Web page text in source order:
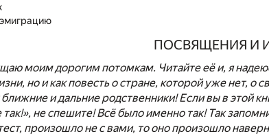
ПОСВЯЩЕНИЯ И
моим дорогим потомкам. Читайте её и, я
но и как повесть о стране, которой уже нет,
и дальние родственники! Если вы в этой
так!», не спешите! Всё было именно так! Так
произошло не с вами, то оно произошло